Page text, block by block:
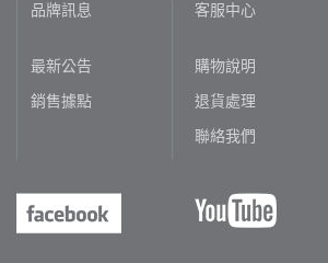
品牌訊息
最新公告
銷售據點
客服中心
購物說明
退貨處理
聯絡我們